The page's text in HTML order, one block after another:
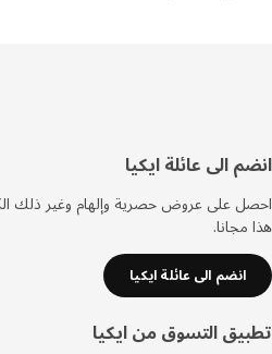
الى عائلة ايكيا
على عروض حصرية وإلهام وغير ذلك
انضم الى عائلة ايكيا
التسوق من ايكيا